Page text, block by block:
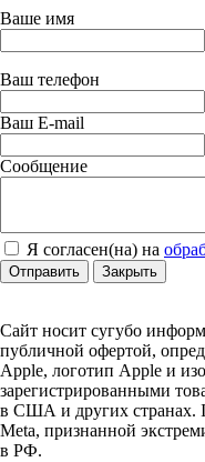
Ваше имя
Ваш телефон
Ваш E-mail
Сообщение
Я согласен(на) на
Отправить Закрыть
Сайт носит сугубо
публичной офертой,
Apple, логотип Apple и
зарегистрированными
в США и других странах.
Meta, признанной
в РФ.